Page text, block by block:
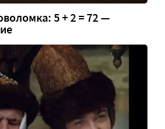
5 + 2 = 72 —